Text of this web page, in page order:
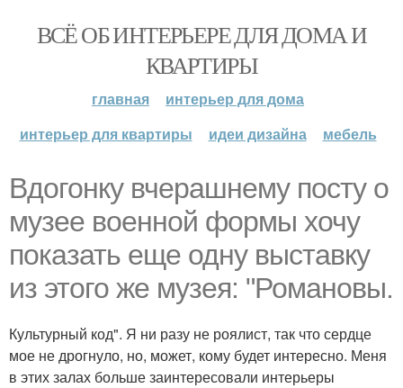
ВСЁ ОБ ИНТЕРЬЕРЕ ДЛЯ ДОМА И
КВАРТИРЫ
главная
интерьер для дома
интерьер для квартиры
идеи дизайна мебель
Вдогонку вчерашнему посту о
музее военной формы хочу
показать еще одну выставку
из этого же музея: "Романовы.
Культурный код". Я ни разу не роялист, так что сердце
мое не дрогнуло, но, может, кому будет интересно. Меня
в этих залах больше заинтересовали интерьеры